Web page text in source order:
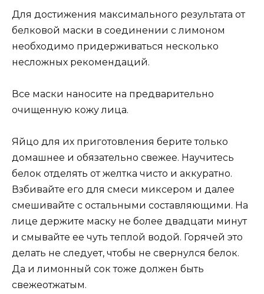
Для достижения максимального результата от
белковой маски в соединении с лимоном
необходимо придерживаться несколько
несложных рекомендаций.
Все маски наносите на предварительно
очищенную кожу лица.
Яйцо для их приготовления берите только
домашнее и обязательно свежее. Научитесь
белок отделять от желтка чисто и аккуратно.
Взбивайте его для смеси миксером и далее
смешивайте с остальными составляющими. На
лице держите маску не более двадцати минут
и смывайте ее чуть теплой водой. Горячей это
делать не следует, чтобы не свернулся белок.
Да и лимонный сок тоже должен быть
свежеотжатым.